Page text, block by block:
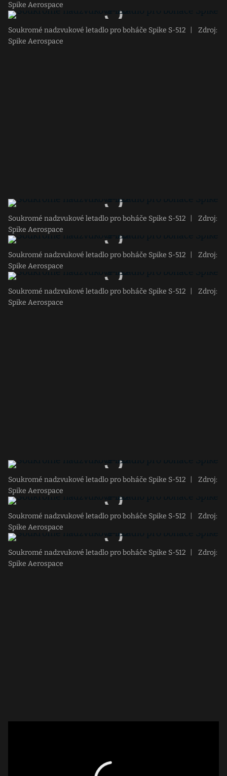
Spike Aerospace
Soukromé nadzvukové letadlo pro boháče Spike S-512
Zdroj:
Spike Aerospace
Soukromé nadzvukové letadlo pro boháče Spike S-512
Zdroj:
Spike Aerospace
Soukromé nadzvukové letadlo pro boháče Spike S-512
Zdroj:
Spike Aerospace
Soukromé nadzvukové letadlo pro boháče Spike S-512
Zdroj:
Spike Aerospace
Soukromé nadzvukové letadlo pro boháče Spike S-512
Zdroj:
Spike Aerospace
Soukromé nadzvukové letadlo pro boháče Spike S-512
Zdroj:
Spike Aerospace
Soukromé nadzvukové letadlo pro boháče Spike S-512
Zdroj:
Spike Aerospace